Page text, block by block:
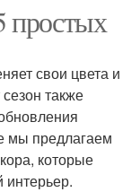
простых
свои цвета и
также
мы предлагаем
которые
интерьер.